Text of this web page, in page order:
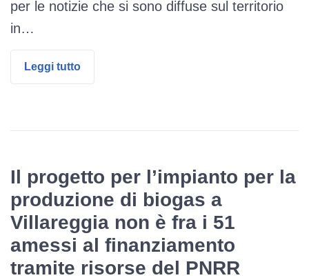
per le notizie che si sono diffuse sul territorio
in…
Leggi tutto
Il progetto per l’impianto per la
produzione di biogas a
Villareggia non è fra i 51
amessi al finanziamento
tramite risorse del PNRR